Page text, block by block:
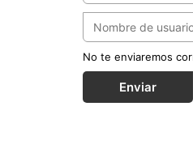
No te enviaremos
Enviar